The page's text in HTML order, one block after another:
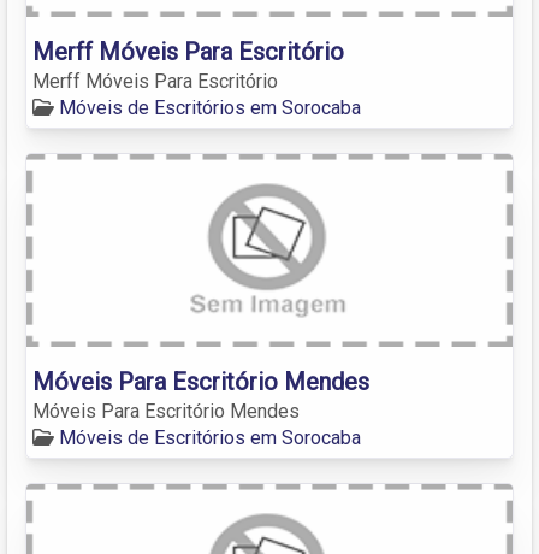
Merff Móveis Para Escritório
Merff Móveis Para Escritório
Móveis de Escritórios em Sorocaba
Móveis Para Escritório Mendes
Móveis Para Escritório Mendes
Móveis de Escritórios em Sorocaba